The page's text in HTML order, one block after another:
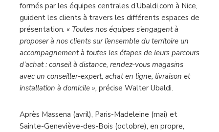
formés par les équipes centrales d’Ubaldi.com à Nice,
guident les clients à travers les différents espaces de
présentation. « Toutes nos équipes s’engagent à
proposer à nos clients sur l’ensemble du territoire un
accompagnement à toutes les étapes de leurs parcours
d’achat : conseil à distance, rendez-vous magasins
avec un conseiller-expert, achat en ligne, livraison et
installation à domicile », précise Walter Ubaldi.
Après Massena (avril), Paris-Madeleine (mai) et
Sainte-Geneviève-des-Bois (octobre), en propre,